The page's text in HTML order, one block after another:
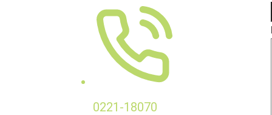
0221-18070